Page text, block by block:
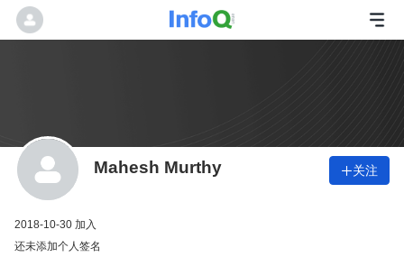
Mahesh Murthy 关注
2018-10-30 加入
还未添加个人签名